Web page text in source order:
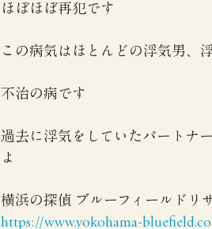
ほぼほぼ再犯です
この病気はほとんどの浮気男、
不治の病です
過去に浮気をしていたパートナ
よ
横浜の探偵 ブルーフィールドリ
https://www.yokohama-